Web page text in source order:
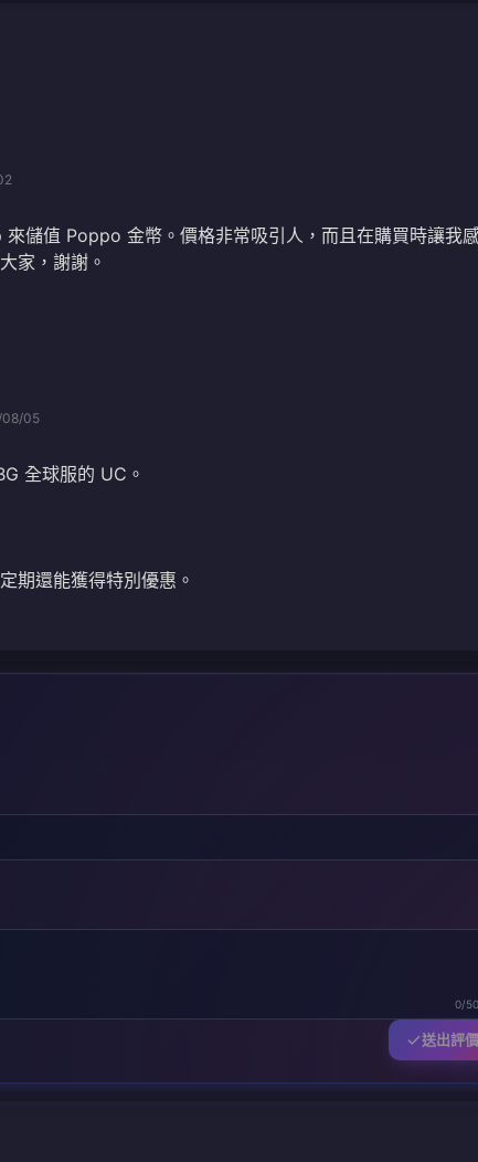
儲值 Poppo 金幣。價格非常吸引人，而且在購買時讓我
家，謝謝。
08/05
全球服的 UC。
期還能獲得特別優惠。
0/
送出評價